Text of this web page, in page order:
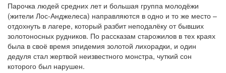
Парочка людей средних лет и большая группа молодёжи
(жители Лос-Анджелеса) направляются в одно и то же место –
отдохнуть в лагере, который разбит неподалёку от бывших
золотоносных рудников. По рассказам старожилов в тех краях
была в своё время эпидемия золотой лихорадки, и один
дедуля стал жертвой неизвестного монстра, чуткий сон
которого был нарушен.